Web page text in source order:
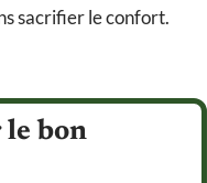
sacrifier le confort.
le bon